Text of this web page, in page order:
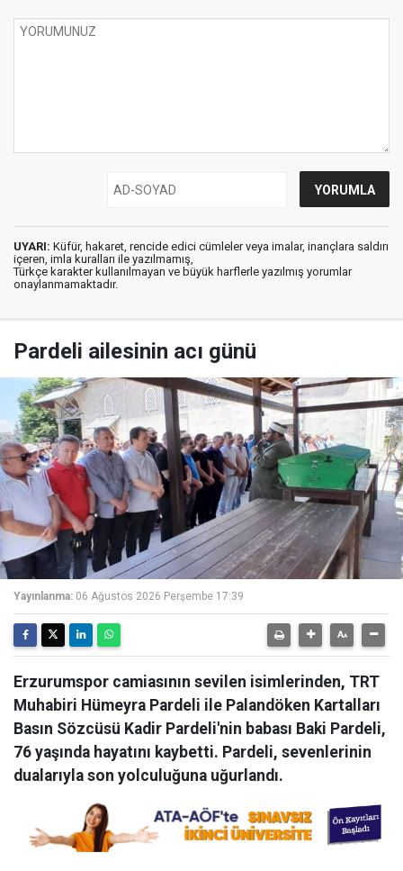
UYARI: Küfür, hakaret, rencide edici cümleler veya imalar, inançlara saldırı
içeren, imla kuralları ile yazılmamış,
Türkçe karakter kullanılmayan ve büyük harflerle yazılmış yorumlar
onaylanmamaktadır.
Pardeli ailesinin acı günü
Yayınlanma: 06 Ağustos 2026 Perşembe 17:39
Erzurumspor camiasının sevilen isimlerinden, TRT
Muhabiri Hümeyra Pardeli ile Palandöken Kartalları
Basın Sözcüsü Kadir Pardeli'nin babası Baki Pardeli,
76 yaşında hayatını kaybetti. Pardeli, sevenlerinin
dualarıyla son yolculuğuna uğurlandı.